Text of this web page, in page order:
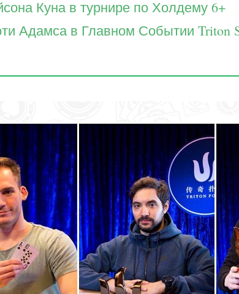
Куна в турнире по Холдему 6+
Адамса в Главном Событии Triton